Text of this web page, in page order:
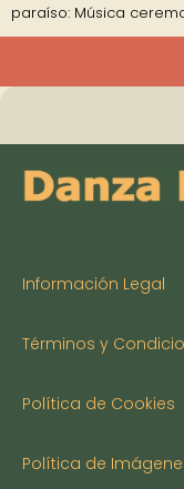
paraíso: Música
Información Legal
Términos y
Política de Cookies
Política de